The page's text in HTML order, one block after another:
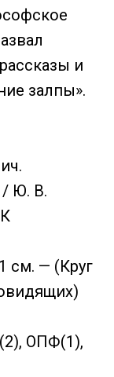
и
залпы».
/ Ю. В.
см. — (Круг
ОПФ(1),